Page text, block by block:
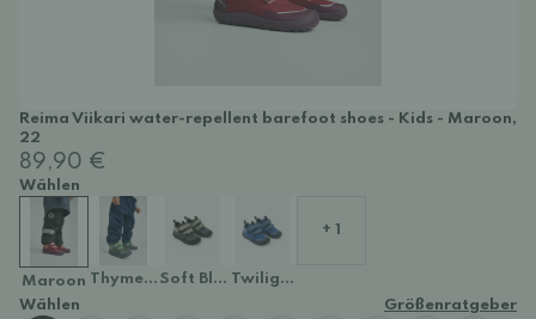
Reima Viikari water-repellent barefoot shoes - Kids - Maroon,
22
89,90 €
Wählen
Maroon Thyme greenSoft BlackTwilight Blue
+ 1
Wählen Größenratgeber